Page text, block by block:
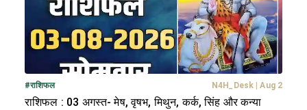
#राशिफल N4H_Desk Aug 2
राशिफल : 03 अगस्त- मेष, वृषभ, मिथुन, कर्क, सिंह और कन्या